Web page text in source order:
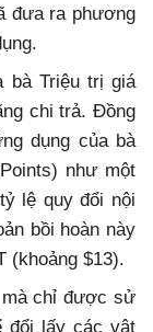
đưa ra phương
bà Triệu trị giá
chi trả. Đồng
dụng của bà
như một
lệ quy đổi nội
bồi hoàn này
(khoảng $13).
mà chỉ được sử
đổi lấy các vật